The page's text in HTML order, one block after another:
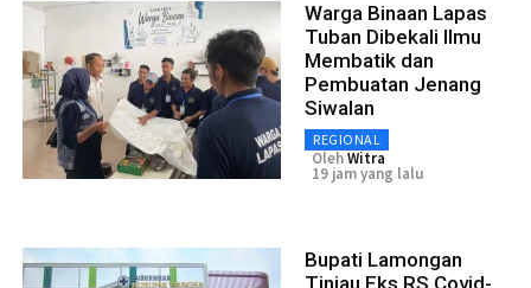
Warga Binaan Lapas
Tuban Dibekali Ilmu
Membatik dan
Pembuatan Jenang
Siwalan
REGIONAL
OlehWitra
19 jam yang lalu
Bupati Lamongan